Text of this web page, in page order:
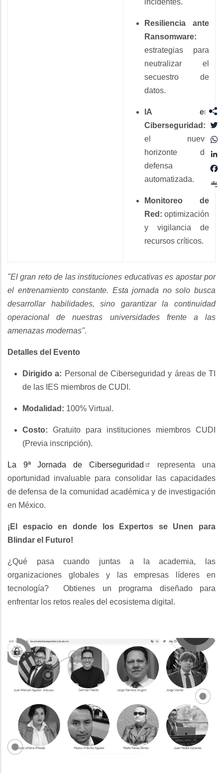
Resiliencia ante
Ransomware:
estrategias para
neutralizar el
secuestro de
datos.
IA en
Ciberseguridad:
el nuevo
horizonte de
defensa
automatizada.
Monitoreo de
Red: optimización
y vigilancia de
recursos críticos.
"El gran reto de las instituciones educativas es apostar por
el entrenamiento constante. Esta jornada no solo busca
desarrollar habilidades, sino garantizar la continuidad
operacional de nuestras universidades frente a las
amenazas modernas".
Detalles del Evento
Dirigido a: Personal de Ciberseguridad y áreas de TI
de las IES miembros de CUDI.
Modalidad: 100% Virtual.
Costo: Gratuito para instituciones miembros CUDI
(Previa inscripción).
La 9ª Jornada de Ciberseguridad
representa una
oportunidad invaluable para consolidar las capacidades
de defensa de la comunidad académica y de investigación
en México.
¡El espacio en donde los Expertos se Unen para
Blindar el Futuro!
¿Qué pasa cuando juntas a la academia, las
organizaciones globales y las empresas líderes en
tecnología? Obtienes un programa diseñado para
enfrentar los retos reales del ecosistema digital.